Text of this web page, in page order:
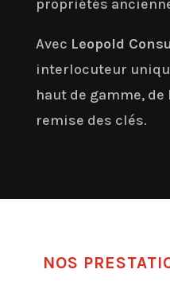
propriétés
Avec Leopold
interlocuteur
haut de gamme,
remise des clés.
NOS